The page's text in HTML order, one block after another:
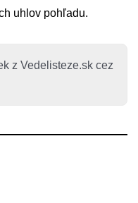
uhlov pohľadu.
z Vedelisteze.sk cez